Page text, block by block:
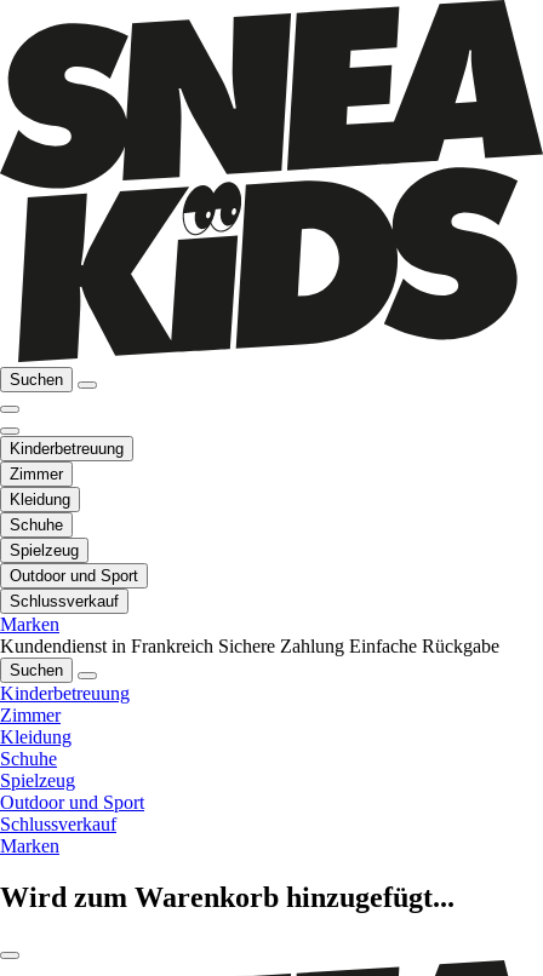
Suchen
Kinderbetreuung
Zimmer
Kleidung
Schuhe
Spielzeug
Outdoor und Sport
Schlussverkauf
Marken
Kundendienst in Frankreich Sichere Zahlung Einfache Rückgabe
Suchen
Kinderbetreuung
Zimmer
Kleidung
Schuhe
Spielzeug
Outdoor und Sport
Schlussverkauf
Marken
Wird zum Warenkorb hinzugefügt...